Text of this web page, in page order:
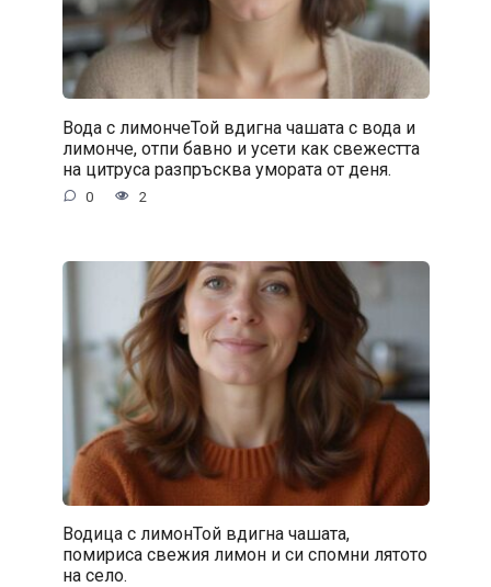
Вода с лимончеТой вдигна чашата с вода и
лимонче, отпи бавно и усети как свежестта
на цитруса разпръсква умората от деня.
0 2
Водица с лимонТой вдигна чашата,
помириса свежия лимон и си спомни лятото
на село.